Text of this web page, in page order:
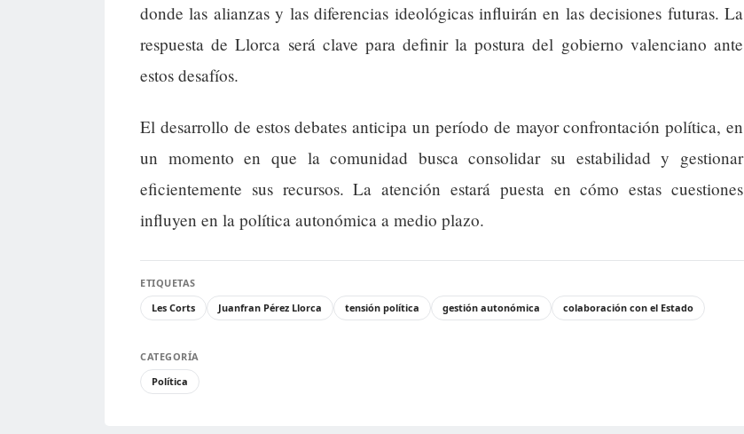
donde las alianzas y las diferencias ideológicas influirán en las decisiones futuras. La
respuesta de Llorca será clave para definir la postura del gobierno valenciano ante
estos desafíos.
El desarrollo de estos debates anticipa un período de mayor confrontación política, en
un momento en que la comunidad busca consolidar su estabilidad y gestionar
eficientemente sus recursos. La atención estará puesta en cómo estas cuestiones
influyen en la política autonómica a medio plazo.
ETIQUETAS
Les Corts
Juanfran Pérez Llorca tensión política gestión autonómica colaboración con el Estado
CATEGORÍA
Política